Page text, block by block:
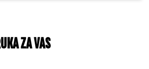
ZA VAS